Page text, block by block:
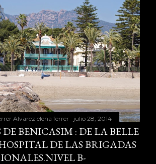
Alvarez elena ferrer julio 28, 2014
BENICASIM : DE LA BELLE
DE LAS BRIGADAS
B-